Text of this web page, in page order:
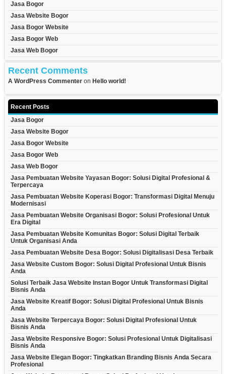
Jasa Bogor
Jasa Website Bogor
Jasa Bogor Website
Jasa Bogor Web
Jasa Web Bogor
Recent Comments
A WordPress Commenter on Hello world!
Recent Posts
Jasa Bogor
Jasa Website Bogor
Jasa Bogor Website
Jasa Bogor Web
Jasa Web Bogor
Jasa Pembuatan Website Yayasan Bogor: Solusi Digital Profesional &
Terpercaya
Jasa Pembuatan Website Koperasi Bogor: Transformasi Digital Menuju
Modernisasi
Jasa Pembuatan Website Organisasi Bogor: Solusi Profesional Untuk
Era Digital
Jasa Pembuatan Website Komunitas Bogor: Solusi Digital Terbaik
Untuk Organisasi Anda
Jasa Pembuatan Website Desa Bogor: Solusi Digitalisasi Desa Terbaik
Jasa Website Custom Bogor: Solusi Digital Profesional Untuk Bisnis
Anda
Solusi Terbaik Jasa Website Instan Bogor Untuk Transformasi Digital
Bisnis Anda
Jasa Website Kreatif Bogor: Solusi Digital Profesional Untuk Bisnis
Anda
Jasa Website Terpercaya Bogor: Solusi Digital Profesional Untuk
Bisnis Anda
Jasa Website Responsive Bogor: Solusi Profesional Untuk Digitalisasi
Bisnis Anda
Jasa Website Elegan Bogor: Tingkatkan Branding Bisnis Anda Secara
Profesional